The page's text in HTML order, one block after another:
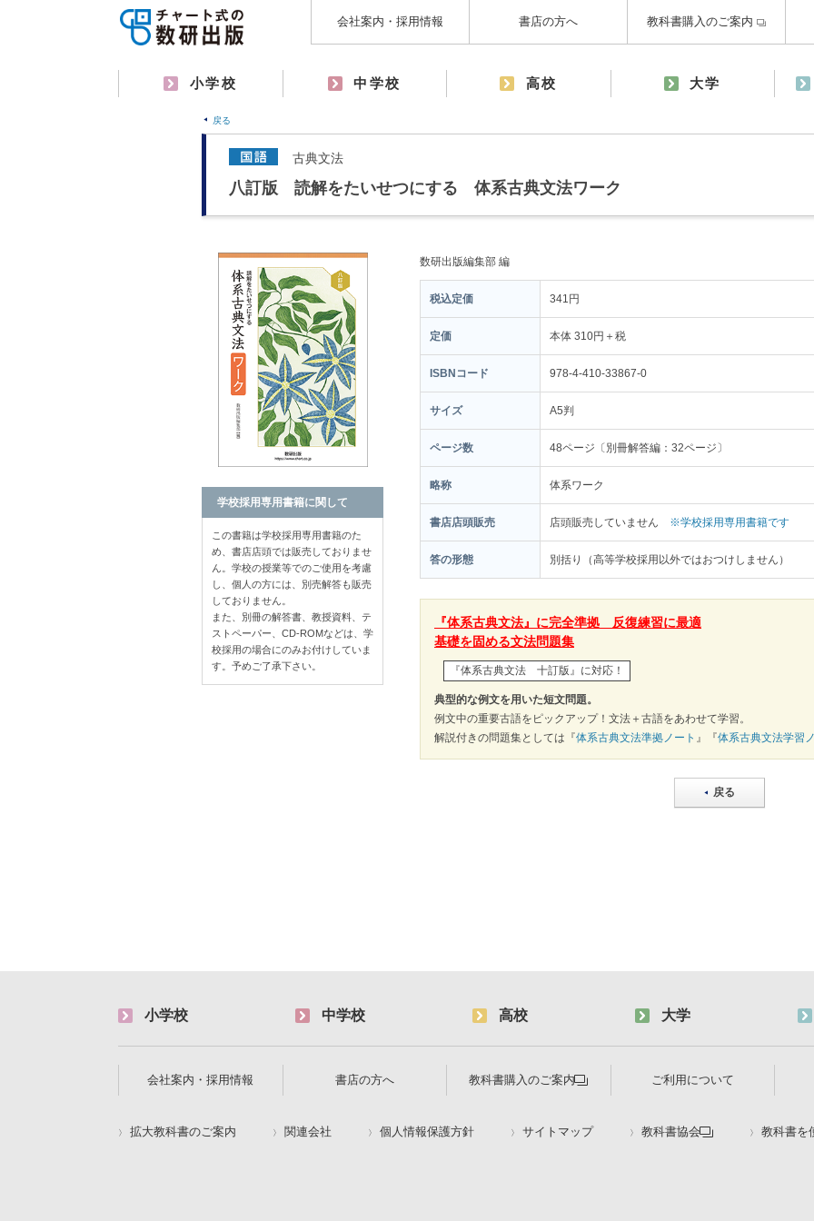
会社案内・採用情報 書店の方へ 教科書購入のご案内
小学校 中学校 高校 大学
戻る
古典文法
八訂版 読解をたいせつにする 体系古典文法ワーク
数研出版編集部 編
税込定価 341円
定価 本体 310円＋税
ISBNコード 978-4-410-33867-0
サイズ A5判
ページ数 48ページ〔別冊解答編：32ページ〕
略称 体系ワーク
書店店頭販売 店頭販売していません ※学校採用専用書籍です
答の形態 別括り（高等学校採用以外ではおつけしません）
『体系古典文法』に完全準拠 反復練習に最適
基礎を固める文法問題集
『体系古典文法 十訂版』に対応！
典型的な例文を用いた短文問題。
例文中の重要古語をピックアップ！文法＋古語をあわせて学習。
解説付きの問題集としては『体系古典文法準拠ノート 』『体系古典文法学習
戻る
学校採用専用書籍に関して
この書籍は学校採用専用書籍のた
め、書店店頭では販売しておりませ
ん。学校の授業等でのご使用を考慮
し、個人の方には、別売解答も販売
しておりません。
また、別冊の解答書、教授資料、テ
ストペーパー、CD-ROMなどは、学
校採用の場合にのみお付けしていま
す。予めご了承下さい。
小学校 中学校 高校 大学
会社案内・採用情報 書店の方へ 教科書購入のご案内 ご利用について
拡大教科書のご案内 関連会社 個人情報保護方針 サイトマップ 教科書協会 教科書を